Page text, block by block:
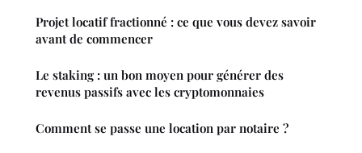
Projet locatif fractionné : ce que vous devez savoir
avant de commencer
Le staking : un bon moyen pour générer des
revenus passifs avec les cryptomonnaies
Comment se passe une location par notaire ?